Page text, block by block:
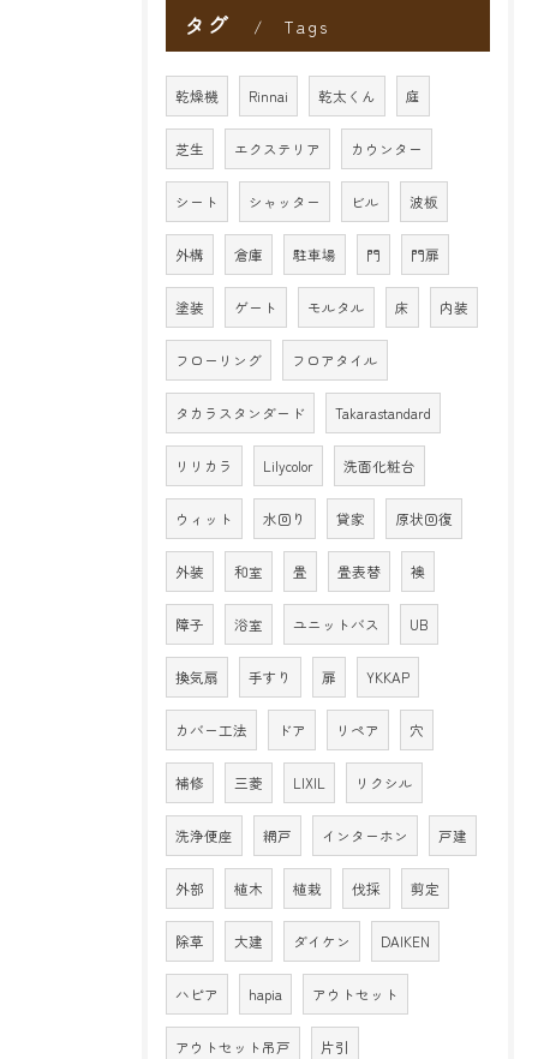
タグ Tags
乾燥機 Rinnai 乾太くん 庭
芝生 エクステリア カウンター
シート シャッター ビル 波板
外構 倉庫 駐車場 門 門扉
塗装 ゲート モルタル 床 内装
フローリング フロアタイル
タカラスタンダード Takarastandard
リリカラ Lilycolor 洗面化粧台
ウィット 水回り 貸家 原状回復
外装 和室 畳 畳表替 襖
障子 浴室 ユニットバス UB
換気扇 手すり 扉 YKKAP
カバー工法 ドア リペア 穴
補修 三菱 LIXIL リクシル
洗浄便座 網戸 インターホン 戸建
外部 植木 植栽 伐採 剪定
除草 大建 ダイケン DAIKEN
ハピア hapia アウトセット
アウトセット吊戸 片引